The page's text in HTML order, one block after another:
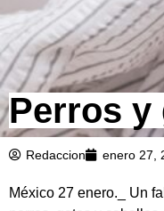
Perros y
Redaccion enero 27,
México 27 enero._ Un